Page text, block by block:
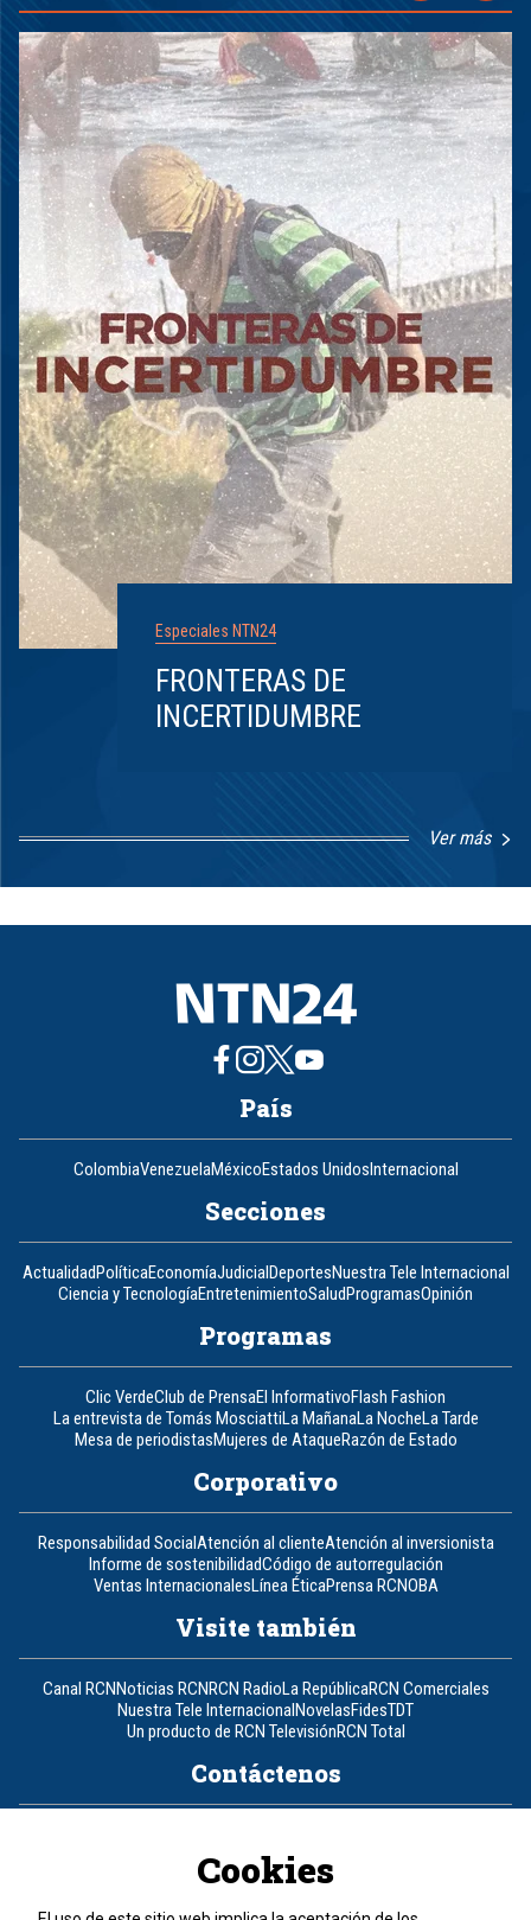
Especiales NTN24
FRONTERAS DE
INCERTIDUMBRE
Ver más
1
8
País
ColombiaVenezuelaMéxicoEstados UnidosInternacional
Secciones
ActualidadPolíticaEconomíaJudicialDeportesNuestra Tele Internacional
Ciencia y TecnologíaEntretenimientoSaludProgramasOpinión
Programas
Clic VerdeClub de PrensaEl InformativoFlash Fashion
La entrevista de Tomás MosciattiLa MañanaLa NocheLa Tarde
Mesa de periodistasMujeres de AtaqueRazón de Estado
Corporativo
Responsabilidad SocialAtención al clienteAtención al inversionista
Informe de sostenibilidadCódigo de autorregulación
Ventas InternacionalesLínea ÉticaPrensa RCNOBA
Visite también
Canal RCNNoticias RCNRCN RadioLa RepúblicaRCN Comerciales
Nuestra Tele InternacionalNovelasFidesTDT
Un producto de RCN TelevisiónRCN Total
Contáctenos
Política de cookies
Cookies